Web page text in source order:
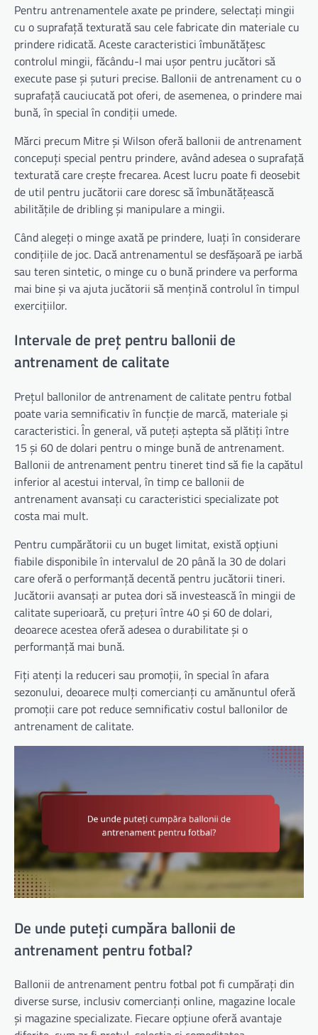
Pentru antrenamentele axate pe prindere, selectați mingii
cu o suprafață texturată sau cele fabricate din materiale cu
prindere ridicată. Aceste caracteristici îmbunătățesc
controlul mingii, făcându-l mai ușor pentru jucători să
execute pase și șuturi precise. Ballonii de antrenament cu o
suprafață cauciucată pot oferi, de asemenea, o prindere mai
bună, în special în condiții umede.
Mărci precum Mitre și Wilson oferă ballonii de antrenament
concepuți special pentru prindere, având adesea o suprafață
texturată care crește frecarea. Acest lucru poate fi deosebit
de util pentru jucătorii care doresc să îmbunătățească
abilitățile de dribling și manipulare a mingii.
Când alegeți o minge axată pe prindere, luați în considerare
condițiile de joc. Dacă antrenamentul se desfășoară pe iarbă
sau teren sintetic, o minge cu o bună prindere va performa
mai bine și va ajuta jucătorii să mențină controlul în timpul
exercițiilor.
Intervale de preț pentru ballonii de
antrenament de calitate
Prețul ballonilor de antrenament de calitate pentru fotbal
poate varia semnificativ în funcție de marcă, materiale și
caracteristici. În general, vă puteți aștepta să plătiți între
15 și 60 de dolari pentru o minge bună de antrenament.
Ballonii de antrenament pentru tineret tind să fie la capătul
inferior al acestui interval, în timp ce ballonii de
antrenament avansați cu caracteristici specializate pot
costa mai mult.
Pentru cumpărătorii cu un buget limitat, există opțiuni
fiabile disponibile în intervalul de 20 până la 30 de dolari
care oferă o performanță decentă pentru jucătorii tineri.
Jucătorii avansați ar putea dori să investească în mingii de
calitate superioară, cu prețuri între 40 și 60 de dolari,
deoarece acestea oferă adesea o durabilitate și o
performanță mai bună.
Fiți atenți la reduceri sau promoții, în special în afara
sezonului, deoarece mulți comercianți cu amănuntul oferă
promoții care pot reduce semnificativ costul ballonilor de
antrenament de calitate.
De unde puteți cumpăra ballonii de
antrenament pentru fotbal?
Ballonii de antrenament pentru fotbal pot fi cumpărați din
diverse surse, inclusiv comercianți online, magazine locale
și magazine specializate. Fiecare opțiune oferă avantaje